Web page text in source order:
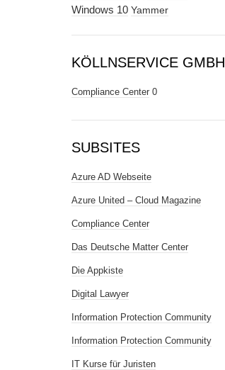
Windows 10 Yammer
KÖLLNSERVICE GMBH
Compliance Center 0
SUBSITES
Azure AD Webseite
Azure United – Cloud Magazine
Compliance Center
Das Deutsche Matter Center
Die Appkiste
Digital Lawyer
Information Protection Community
Information Protection Community
IT Kurse für Juristen